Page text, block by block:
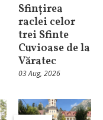
Sfințirea
raclei celor
trei Sfinte
Cuvioase de la
Văratec
03 Aug, 2026